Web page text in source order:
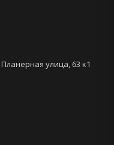
Планерная улица, 63 к1